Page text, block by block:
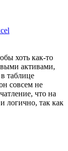
хоть как-то
активами,
таблице
совсем не
что на
логично, так как